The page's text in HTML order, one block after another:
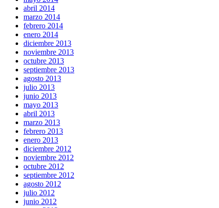
abril 2014
marzo 2014
febrero 2014
enero 2014
diciembre 2013
noviembre 2013
octubre 2013
septiembre 2013
agosto 2013
julio 2013
junio 2013
mayo 2013
abril 2013
marzo 2013
febrero 2013
enero 2013
diciembre 2012
noviembre 2012
octubre 2012
septiembre 2012
agosto 2012
julio 2012
junio 2012